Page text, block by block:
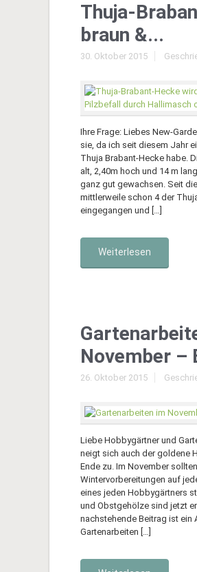
Thuja-
braun &...
30. Oktober 2015
Ihre Frage: Liebes New-
sie, da ich seit diesem Jahr
Thuja Brabant-Hecke habe.
alt, 2,40m hoch und 14 m
ganz gut gewachsen. Seit
mittlerweile schon 4 der
eingegangen und […]
Weiterlesen
November –
26. Oktober 2015
Liebe Hobbygärtner und
neigt sich auch der goldene
Ende zu. Im November
Wintervorbereitungen auf
eines jeden Hobbygärtners
und Obstgehölze sind jetzt
nachstehende Beitrag ist ein
Gartenarbeiten […]